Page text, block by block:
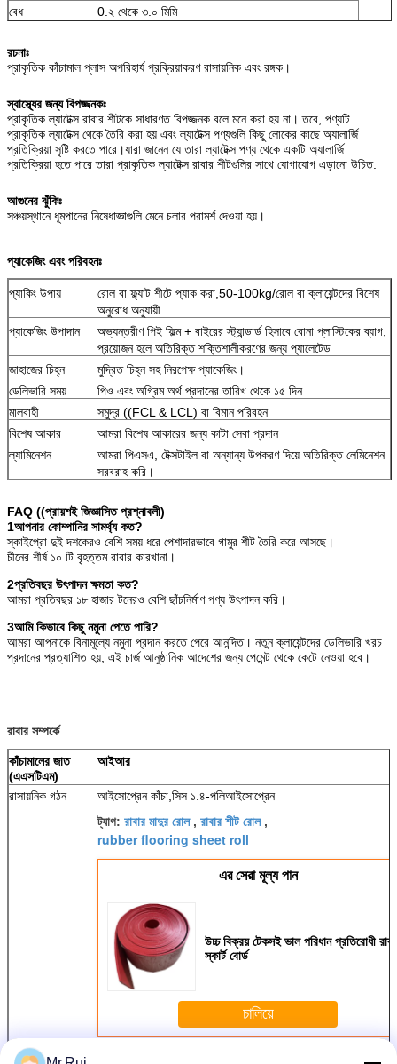
বেধ
0.২ থেকে ৩.০ মিমি
রচনাঃ
প্রাকৃতিক কাঁচামাল প্লাস অপরিহার্য প্রক্রিয়াকরণ রাসায়নিক এবং রঙ্গক।
স্বাস্থ্যের জন্য বিপজ্জনকঃ
প্রাকৃতিক ল্যাটেক্স রাবার শীটকে সাধারণত বিপজ্জনক বলে মনে করা হয় না। তবে, পণ্যটি
প্রাকৃতিক ল্যাটেক্স থেকে তৈরি করা হয় এবং ল্যাটেক্স পণ্যগুলি কিছু লোকের কাছে অ্যালার্জি
প্রতিক্রিয়া সৃষ্টি করতে পারে।যারা জানেন যে তারা ল্যাটেক্স পণ্য থেকে একটি অ্যালার্জি
প্রতিক্রিয়া হতে পারে তারা প্রাকৃতিক ল্যাটেক্স রাবার শীটগুলির সাথে যোগাযোগ এড়ানো উচিত.
আগুনের ঝুঁকিঃ
সঞ্চয়স্থানে ধূমপানের নিষেধাজ্ঞাগুলি মেনে চলার পরামর্শ দেওয়া হয়।
প্যাকেজিং এবং পরিবহনঃ
প্যাকিং উপায়
রোল বা ফ্ল্যাট শীটে প্যাক করা,50-100kg/রোল বা ক্লায়েন্টদের বিশেষ
অনুরোধ অনুযায়ী
প্যাকেজিং উপাদান
অভ্যন্তরীণ পিই ফিল্ম + বাইরের স্ট্যান্ডার্ড হিসাবে বোনা প্লাস্টিকের ব্যাগ,
প্রয়োজন হলে অতিরিক্ত শক্তিশালীকরণের জন্য প্যালেটেড
জাহাজের চিহ্ন
মুদ্রিত চিহ্ন সহ নিরপেক্ষ প্যাকেজিং।
ডেলিভারি সময়
পিও এবং অগ্রিম অর্থ প্রদানের তারিখ থেকে ১৫ দিন
মালবাহী
সমুদ্র ((FCL & LCL) বা বিমান পরিবহন
বিশেষ আকার
আমরা বিশেষ আকারের জন্য কাটা সেবা প্রদান
ল্যামিনেশন
আমরা পিএসএ, টেক্সটাইল বা অন্যান্য উপকরণ দিয়ে অতিরিক্ত লেমিনেশন
সরবরাহ করি।
FAQ ((প্রায়শই জিজ্ঞাসিত প্রশ্নাবলী)
1আপনার কোম্পানির সামর্থ্য কত?
স্কাইপ্রো দুই দশকেরও বেশি সময় ধরে পেশাদারভাবে গামুর শীট তৈরি করে আসছে।
চীনের শীর্ষ ১০ টি বৃহত্তম রাবার কারখানা।
2প্রতিবছর উৎপাদন ক্ষমতা কত?
আমরা প্রতিবছর ১৮ হাজার টনেরও বেশি ছাঁচনির্মাণ পণ্য উৎপাদন করি।
3আমি কিভাবে কিছু নমুনা পেতে পারি?
আমরা আপনাকে বিনামূল্যে নমুনা প্রদান করতে পেরে আনন্দিত। নতুন ক্লায়েন্টদের ডেলিভারি খরচ
প্রদানের প্রত্যাশিত হয়, এই চার্জ আনুষ্ঠানিক আদেশের জন্য পেমেন্ট থেকে কেটে নেওয়া হবে।
রাবার সম্পর্কে
কাঁচামালের জাত
(এএসটিএম)
আইআর
রাসায়নিক গঠন
আইসোপ্রেন কাঁচা,সিস ১.৪-পলিআইসোপ্রেন
ট্যাগ: রাবার মাদুর রোল, রাবার শীট রোল,
rubber flooring sheet roll
এর সেরা মূল্য পান
উচ্চ বিক্রয় টেকসই ভাল পরিধান প্রতিরোধী
স্কার্ট বোর্ড
চালিয়ে